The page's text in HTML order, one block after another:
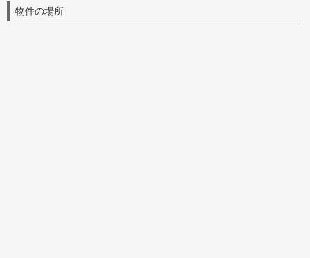
物件の場所